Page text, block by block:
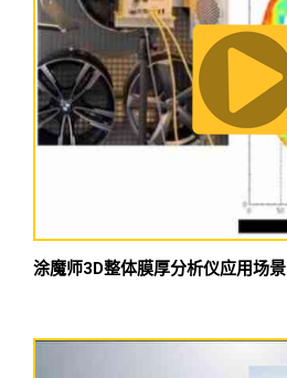
涂魔师3D整体膜厚分析仪应用场景